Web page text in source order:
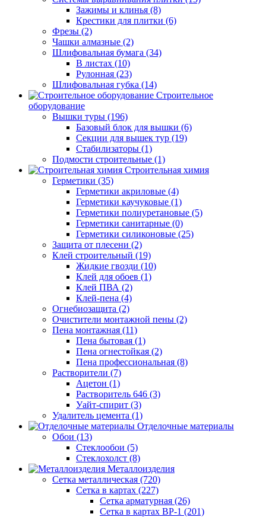
Зажимы и клинья (8)
Крестики для плитки (6)
Фрезы (2)
Чашки алмазные (2)
Шлифовальная бумага (34)
В листах (10)
Рулонная (23)
Шлифовальная губка (14)
Строительное
оборудование
Вышки туры (196)
Базовый блок для вышки (6)
Секции для вышек тур (19)
Стабилизаторы (1)
Подмости строительные (1)
Строительная химия
Герметики (35)
Герметики акриловые (4)
Герметики каучуковые (1)
Герметики полиуретановые (5)
Герметики санитарные (0)
Герметики силиконовые (25)
Защита от плесени (2)
Клей строительный (19)
Жидкие гвозди (10)
Клей для обоев (1)
Клей ПВА (2)
Клей-пена (4)
Огнебиозащита (2)
Очистители монтажной пены (2)
Пена монтажная (11)
Пена бытовая (1)
Пена огнестойкая (2)
Пена профессиональная (8)
Растворители (7)
Ацетон (1)
Растворитель 646 (3)
Уайт-спирит (3)
Удалитель цемента (1)
Отделочные материалы
Обои (13)
Стеклообои (5)
Стеклохолст (8)
Металлоизделия
Сетка металлическая (720)
Сетка в картах (227)
Сетка арматурная (26)
Сетка в картах ВР-1 (201)